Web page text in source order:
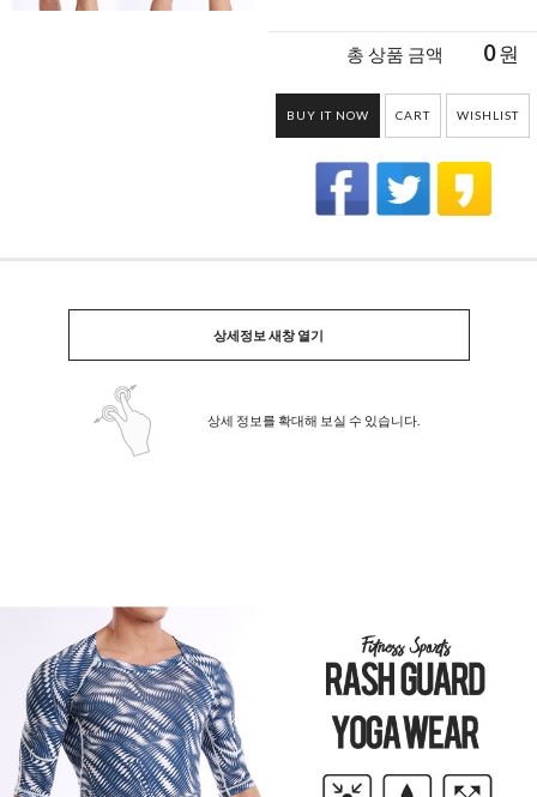
총 상품 금액 0원
BUY IT NOW CART WISHLIST
상세정보 새창 열기
상세 정보를 확대해 보실 수 있습니다.